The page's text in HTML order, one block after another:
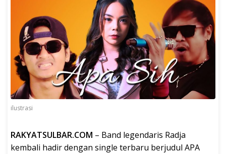
ilustrasi
RAKYATSULBAR.COM – Band legendaris Radja
kembali hadir dengan single terbaru berjudul APA